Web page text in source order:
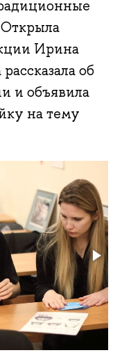
Ирина
об
и объявила
на тему